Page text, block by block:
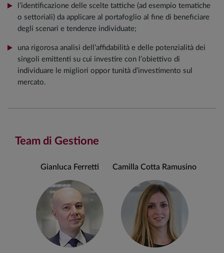
l’identificazione delle scelte tattiche (ad esempio tematiche
o settoriali) da applicare al portafoglio al fine di beneficiare
degli scenari e tendenze individuate;
una rigorosa analisi dell’affidabilità e delle potenzialità dei
singoli emittenti su cui investire con l’obiettivo di
individuare le migliori oppor tunità d’investimento sul
mercato.
Team di Gestione
Gianluca Ferretti Camilla Cotta Ramusino